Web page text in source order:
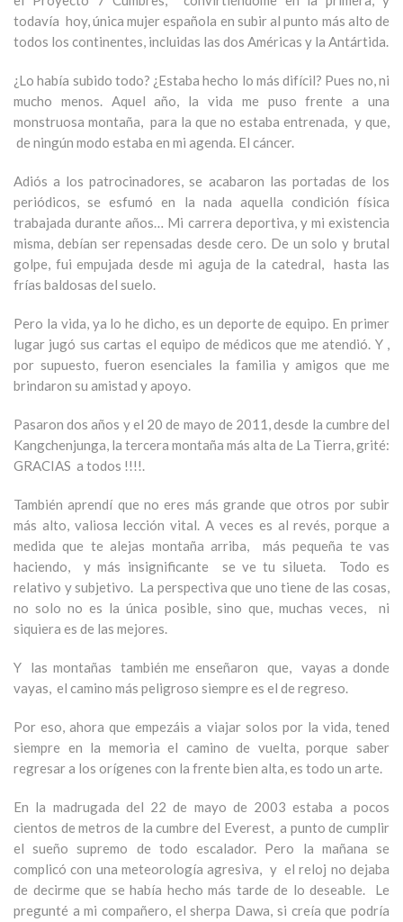
todavía hoy, única mujer española en subir al punto más alto de
todos los continentes, incluidas las dos Américas y la Antártida.
¿Lo había subido todo? ¿Estaba hecho lo más difícil? Pues no, ni
mucho menos. Aquel año, la vida me puso frente a una
monstruosa montaña, para la que no estaba entrenada, y que,
de ningún modo estaba en mi agenda. El cáncer.
Adiós a los patrocinadores, se acabaron las portadas de los
periódicos, se esfumó en la nada aquella condición física
trabajada durante años… Mi carrera deportiva, y mi existencia
misma, debían ser repensadas desde cero. De un solo y brutal
golpe, fui empujada desde mi aguja de la catedral, hasta las
frías baldosas del suelo.
Pero la vida, ya lo he dicho, es un deporte de equipo. En primer
lugar jugó sus cartas el equipo de médicos que me atendió. Y ,
por supuesto, fueron esenciales la familia y amigos que me
brindaron su amistad y apoyo.
Pasaron dos años y el 20 de mayo de 2011, desde la cumbre del
Kangchenjunga, la tercera montaña más alta de La Tierra, grité:
GRACIAS a todos !!!!.
También aprendí que no eres más grande que otros por subir
más alto, valiosa lección vital. A veces es al revés, porque a
medida que te alejas montaña arriba, más pequeña te vas
haciendo, y más insignificante se ve tu silueta. Todo es
relativo y subjetivo. La perspectiva que uno tiene de las cosas,
no solo no es la única posible, sino que, muchas veces, ni
siquiera es de las mejores.
Y las montañas también me enseñaron que, vayas a donde
vayas, el camino más peligroso siempre es el de regreso.
Por eso, ahora que empezáis a viajar solos por la vida, tened
siempre en la memoria el camino de vuelta, porque saber
regresar a los orígenes con la frente bien alta, es todo un arte.
En la madrugada del 22 de mayo de 2003 estaba a pocos
cientos de metros de la cumbre del Everest, a punto de cumplir
el sueño supremo de todo escalador. Pero la mañana se
complicó con una meteorología agresiva, y el reloj no dejaba
de decirme que se había hecho más tarde de lo deseable. Le
pregunté a mi compañero, el sherpa Dawa, si creía que podría